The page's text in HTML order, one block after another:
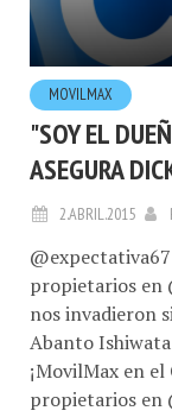
MOVILMAX
"SOY EL
ASEGURA
2.ABRIL.2015
propietarios en
nos invadieron
Abanto
¡MovilMax en
propietarios en